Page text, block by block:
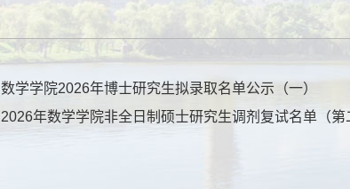
数学学院2026年博士研究生拟录取名单公示（一）
2026年数学学院非全日制硕士研究生调剂复试名单（第